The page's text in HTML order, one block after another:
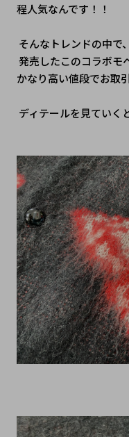
程人気なんです！！
そんなトレンドの中で、
かなり高い値段でお取
ディテールを見ていく